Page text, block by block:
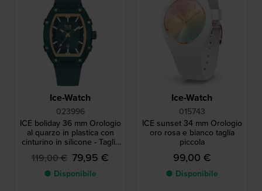
Ice-Watch
023996
ICE boliday 36 mm Orologio
al quarzo in plastica con
cinturino in silicone - Taglia
Small
119,00 € 79,95 €
● Disponibile
Ice-Watch
015743
ICE sunset 34 mm Orologio
oro rosa e bianco taglia
piccola
99,00 €
● Disponibile